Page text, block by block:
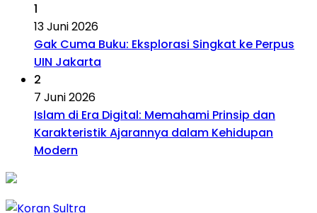
1
13 Juni 2026
Gak Cuma Buku: Eksplorasi Singkat ke Perpus
UIN Jakarta
2
7 Juni 2026
Islam di Era Digital: Memahami Prinsip dan
Karakteristik Ajarannya dalam Kehidupan
Modern